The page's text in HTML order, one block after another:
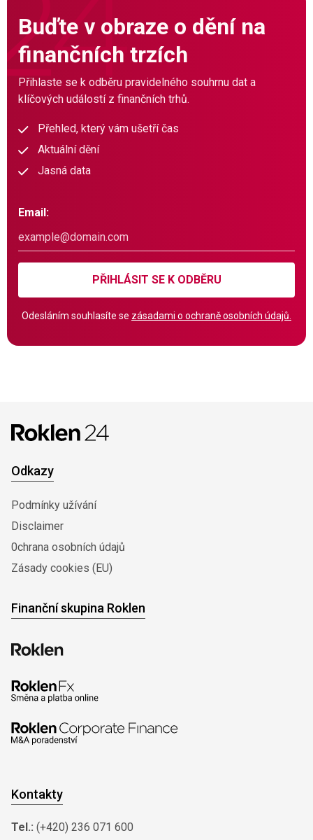
Buďte v obraze o dění na
finančních trzích
Přihlaste se k odběru pravidelného souhrnu dat a
klíčových událostí z finančních trhů.
Přehled, který vám ušetří čas
Aktuální dění
Jasná data
Email:
PŘIHLÁSIT SE K ODBĚRU
Odesláním souhlasíte se zásadami o ochraně osobních údajů.
Odkazy
Podmínky užívání
Disclaimer
0chrana osobních údajů
Zásady cookies (EU)
Finanční skupina Roklen
Kontakty
Tel.: (+420) 236 071 600